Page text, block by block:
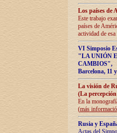
Los países de
Este trabajo
países de
actividad de
VI Simposio
"LA UNIÓN
CAMBIOS",
Barcelona, 11
La visión de
(La
En la
(más
Rusia y
Actas del